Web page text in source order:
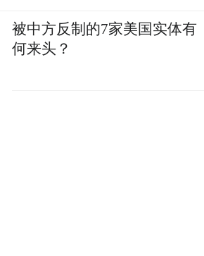
被中方反制的7家美国实体有
何来头？